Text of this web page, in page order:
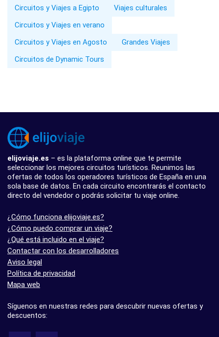
Circuitos y Viajes a Egipto
Viajes culturales
Circuitos y Viajes en verano
Circuitos y Viajes en Agosto
Grandes Viajes
Circuitos de Dynamic Tours
elijoviaje.es – es la plataforma online que te permite
seleccionar los mejores circuitos turísticos. Reunimos las
ofertas de todos los operadores turísticos de España en una
sola base de datos. En cada circuito encontrarás el contacto
directo del vendedor o podrás solicitar tu viaje online.
¿Cómo funciona elijoviaje.es?
¿Cómo puedo comprar un viaje?
¿Qué está incluido en el viaje?
Contactar con los desarrolladores
Aviso legal
Política de privacidad
Mapa web
Síguenos en nuestras redes para descubrir nuevas ofertas y
descuentos: